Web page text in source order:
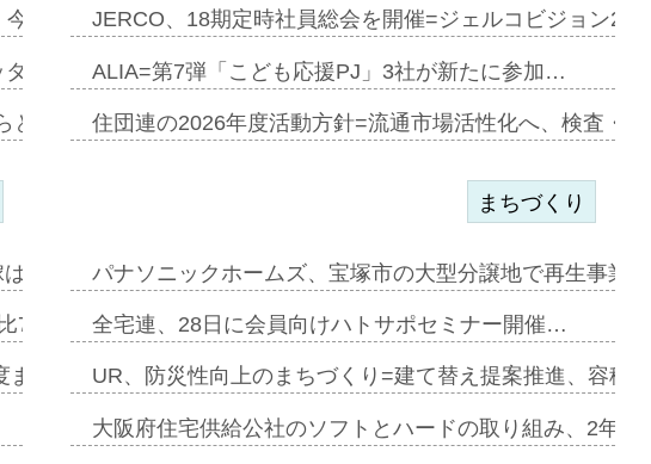
今期は増収見込む=…
ー…
と協働開発開始=三協…
JERCO、18期定時社員総会を開催=ジェルコビジョン
ALIA=第7弾「こども応援PJ」3社が新たに参加…
住団連の2026年度活動方針=流通市場活性化へ、検査・
は十分に進まず=「物…
7・1%上昇…
まで〝揺り戻し〟…
まちづくり
パナソニックホームズ、宝塚市の大型分譲地で再生事業
全宅連、28日に会員向けハトサポセミナー開催…
UR、防災性向上のまちづくり=建て替え提案推進、容積
大阪府住宅供給公社のソフトとハードの取り組み、2年